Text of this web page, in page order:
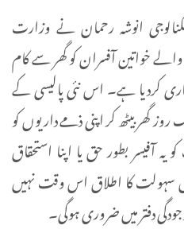
انوشہ رحمان نے وزارت
والے خواتین آفسران کو گھر سے کام
کردیا ہے۔ اس نئی پالیسی کے
گھر بیٹھ کر اپنی ذمے داریوں کو
آفیسر بطور حق یا اپنا استحقاق
سہولت کا اطلاق اس وقت نہیں
دفتر میں ضروری ہوگی۔